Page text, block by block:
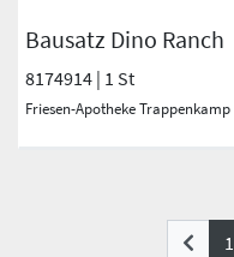
Bausatz Dino Ranch
8174914 | 1 St
Friesen-Apotheke Trappenkamp
1